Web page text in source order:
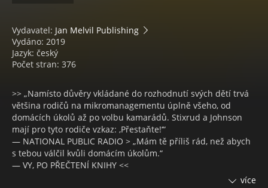
Vydavatel: Jan Melvil Publishing
Vydáno: 2019
Jazyk: český
Počet stran: 376
>> „Namísto důvěry vkládané do rozhodnutí svých dětí trvá
většina rodičů na mikromanagementu úplně všeho, od
domácích úkolů až po volbu kamarádů. Stixrud a Johnson
mají pro tyto rodiče vzkaz: ‚Přestaňte!‘“
— NATIONAL PUBLIC RADIO > „Mám tě příliš rád, než abych
s tebou válčil kvůli domácím úkolům.“
— VY, PO PŘEČTENÍ KNIHY <<
více